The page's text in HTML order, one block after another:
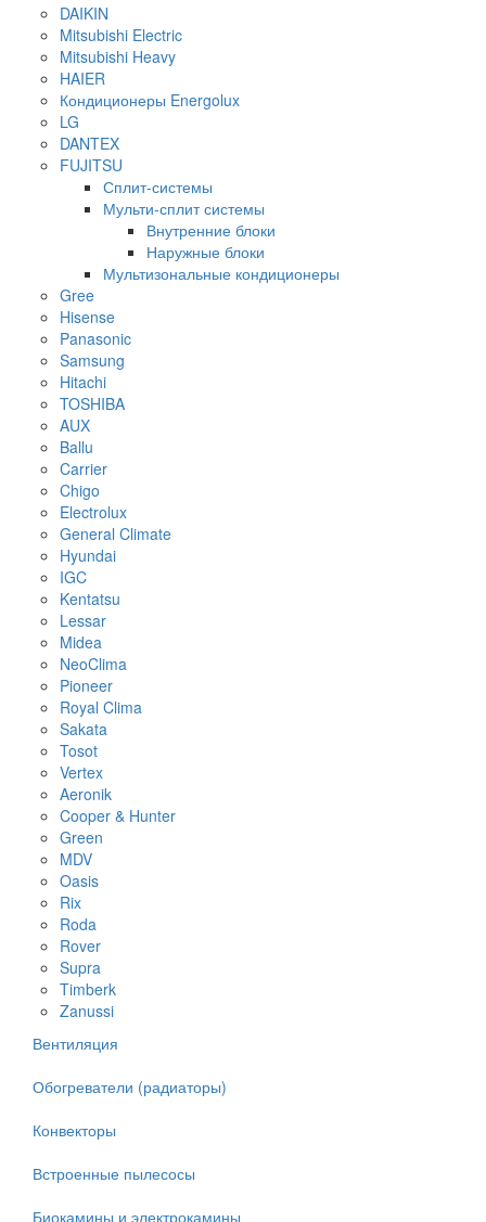
DAIKIN
Mitsubishi Electric
Mitsubishi Heavy
HAIER
Кондиционеры Energolux
LG
DANTEX
FUJITSU
Сплит-системы
Мульти-сплит системы
Внутренние блоки
Наружные блоки
Мультизональные кондиционеры
Gree
Hisense
Panasonic
Samsung
Hitachi
TOSHIBA
AUX
Ballu
Carrier
Chigo
Electrolux
General Climate
Hyundai
IGC
Kentatsu
Lessar
Midea
NeoClima
Pioneer
Royal Clima
Sakata
Tosot
Vertex
Aeronik
Cooper & Hunter
Green
MDV
Oasis
Rix
Roda
Rover
Supra
Timberk
Zanussi
Вентиляция
Обогреватели (радиаторы)
Конвекторы
Встроенные пылесосы
Биокамины и электрокамины